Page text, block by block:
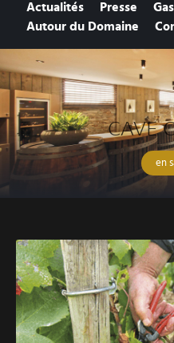
Actualités
Presse
Autour du Domaine
CAVE
en